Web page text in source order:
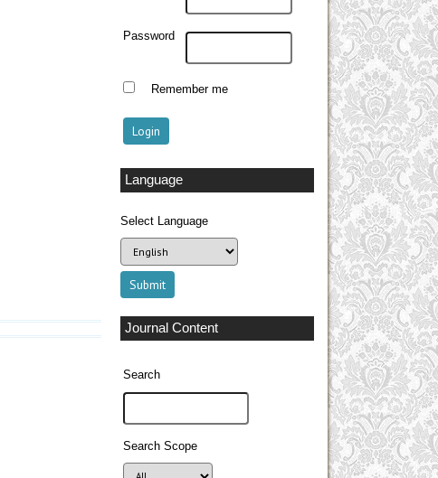
Password
Remember me
Language
Select Language
Journal Content
Search
Search Scope